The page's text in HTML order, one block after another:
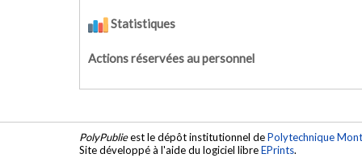
Statistiques
Actions réservées au personnel
PolyPublieest le dépôt institutionnel dePolytechnique
Site développé à l'aide du logiciel libreEPrints.